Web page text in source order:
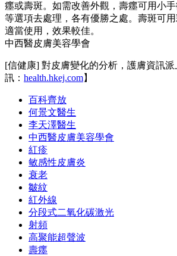
癦或壽斑。如需改善外觀，壽癦可用小
等選項去處理，各有優勝之處。壽斑可用
適當使用，效果較佳。
中西醫皮膚美容學會
[信健康] 對皮膚變化的分析，護膚資訊
訊： health.hkej.com】
百科齊放
何景文醫生
李天澤醫生
中西醫皮膚美容學會
紅疹
敏感性皮膚炎
衰老
皺紋
紅外線
分段式二氧化碳激光
射頻
高聚能超聲波
壽癦